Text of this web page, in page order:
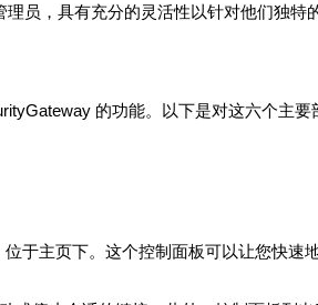
员，具有充分的灵活性以针对他们独特
的功能。以下是对这六个主要
于主页下。这个控制面板可以让您快速